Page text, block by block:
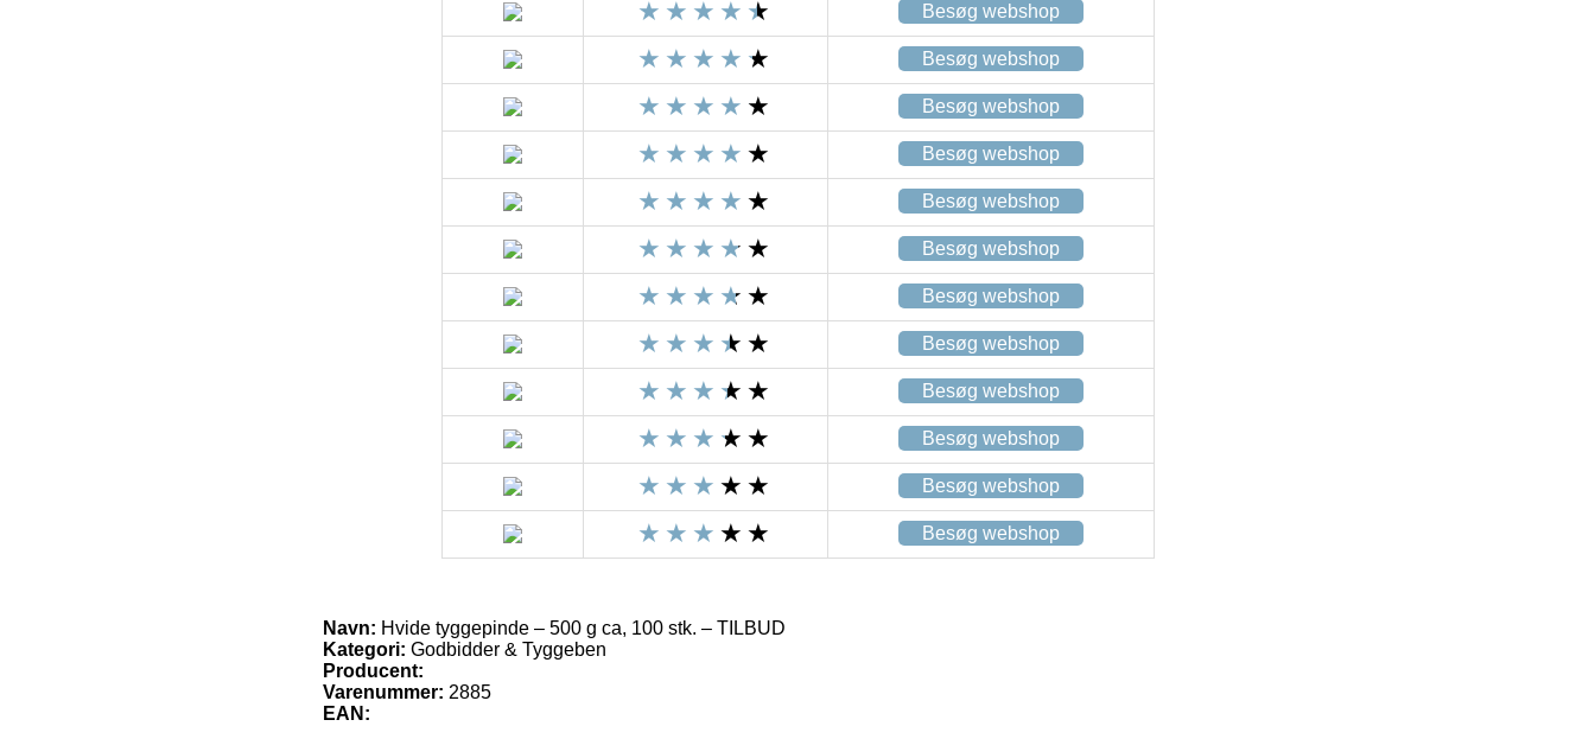
Besøg webshop
Besøg webshop
Besøg webshop
Besøg webshop
Besøg webshop
Besøg webshop
Besøg webshop
Besøg webshop
Besøg webshop
Besøg webshop
Besøg webshop
Besøg webshop
Navn: Hvide tyggepinde – 500 g ca, 100 stk. – TILBUD
Kategori: Godbidder & Tyggeben
Producent:
Varenummer: 2885
EAN: